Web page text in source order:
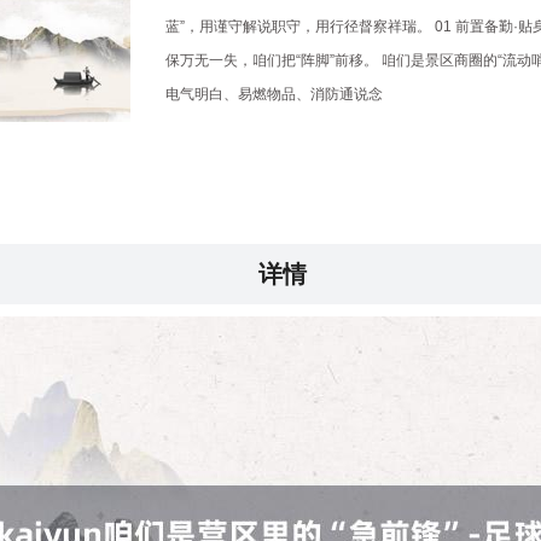
蓝”，用谨守解说职守，用行径督察祥瑞。 01 前置备勤·
保万无一失，咱们把“阵脚”前移。 咱们是景区商圈的“流
电气明白、易燃物品、消防通说念
详情